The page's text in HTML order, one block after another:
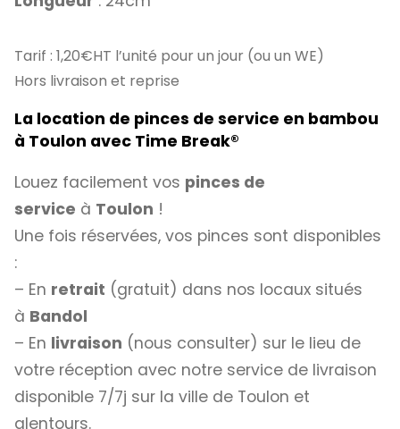
Tarif : 1,20€HT l’unité pour un jour (ou un WE)
Hors livraison et reprise
La location de pinces de service en bambou
à Toulon avec Time Break®
Louez facilement vos pinces de
service à Toulon !
Une fois réservées, vos pinces sont disponibles
:
– En retrait (gratuit) dans nos locaux situés
à Bandol
– En livraison (nous consulter) sur le lieu de
votre réception avec notre service de livraison
disponible 7/7j sur la ville de Toulon et
alentours.